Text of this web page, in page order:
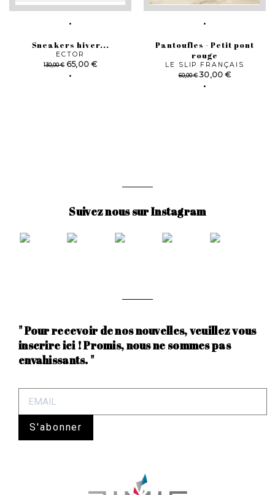
Sneakers hiver...
ECTOR
Prix
130,00 € Prix
65,00 €
Pantoufles - Petit pont
rouge
LE SLIP FRANÇAIS
Prix
60,00 € Prix
30,00 €
Suivez nous sur Instagram
" Pour recevoir de nos nouvelles, veuillez vous
inscrire ici ! Promis, nous ne sommes pas
envahissants. "
S'abonner